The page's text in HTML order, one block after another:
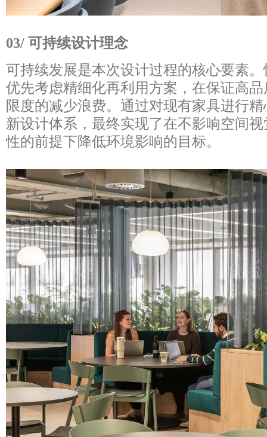
03/ 可持续设计理念
可持续发展是本次设计过程的核心要素
优先考虑精细化再利用方案，在保证高
限度的减少浪费。通过对现有家具进行
新设计体系，最终实现了在不影响空间
性的前提下降低环境影响的目标。